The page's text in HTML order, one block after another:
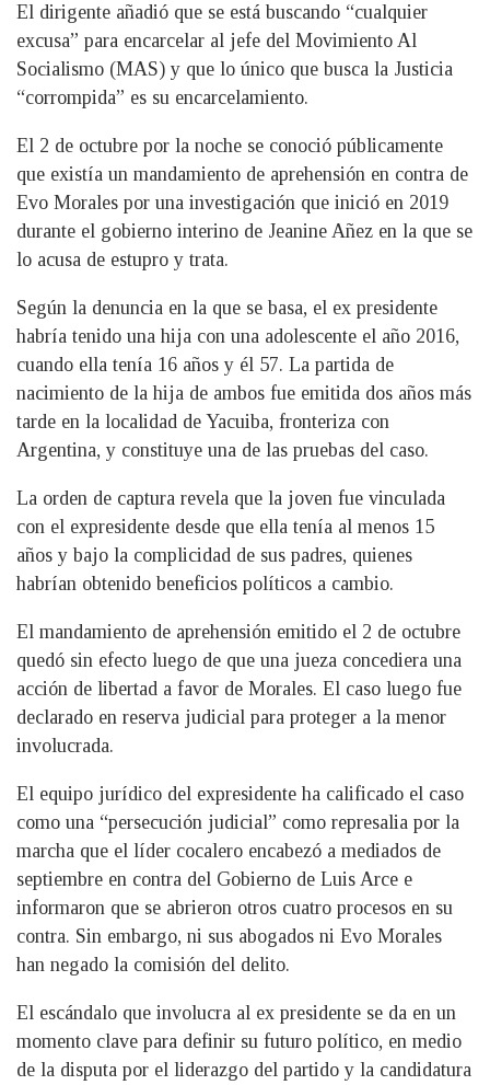
El dirigente añadió que se está buscando “cualquier
excusa” para encarcelar al jefe del Movimiento Al
Socialismo (MAS) y que lo único que busca la Justicia
“corrompida” es su encarcelamiento.
El 2 de octubre por la noche se conoció públicamente
que existía un mandamiento de aprehensión en contra de
Evo Morales por una investigación que inició en 2019
durante el gobierno interino de Jeanine Añez en la que se
lo acusa de estupro y trata.
Según la denuncia en la que se basa, el ex presidente
habría tenido una hija con una adolescente el año 2016,
cuando ella tenía 16 años y él 57. La partida de
nacimiento de la hija de ambos fue emitida dos años más
tarde en la localidad de Yacuiba, fronteriza con
Argentina, y constituye una de las pruebas del caso.
La orden de captura revela que la joven fue vinculada
con el expresidente desde que ella tenía al menos 15
años y bajo la complicidad de sus padres, quienes
habrían obtenido beneficios políticos a cambio.
El mandamiento de aprehensión emitido el 2 de octubre
quedó sin efecto luego de que una jueza concediera una
acción de libertad a favor de Morales. El caso luego fue
declarado en reserva judicial para proteger a la menor
involucrada.
El equipo jurídico del expresidente ha calificado el caso
como una “persecución judicial” como represalia por la
marcha que el líder cocalero encabezó a mediados de
septiembre en contra del Gobierno de Luis Arce e
informaron que se abrieron otros cuatro procesos en su
contra. Sin embargo, ni sus abogados ni Evo Morales
han negado la comisión del delito.
El escándalo que involucra al ex presidente se da en un
momento clave para definir su futuro político, en medio
de la disputa por el liderazgo del partido y la candidatura